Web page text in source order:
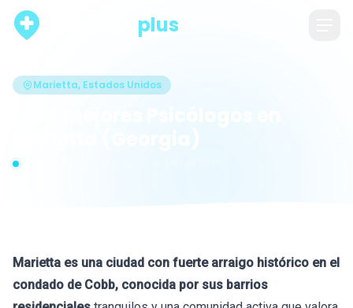
plus
Marietta, Estados Unidos
Marietta es una ciudad con fuerte arraigo histórico en el
condado de Cobb, conocida por sus barrios